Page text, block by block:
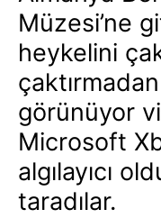
Müzesi’ne
heykelini
görünüyor
Microsoft
algılayıcı
taradılar.